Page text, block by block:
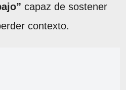
capaz de sostener
contexto.